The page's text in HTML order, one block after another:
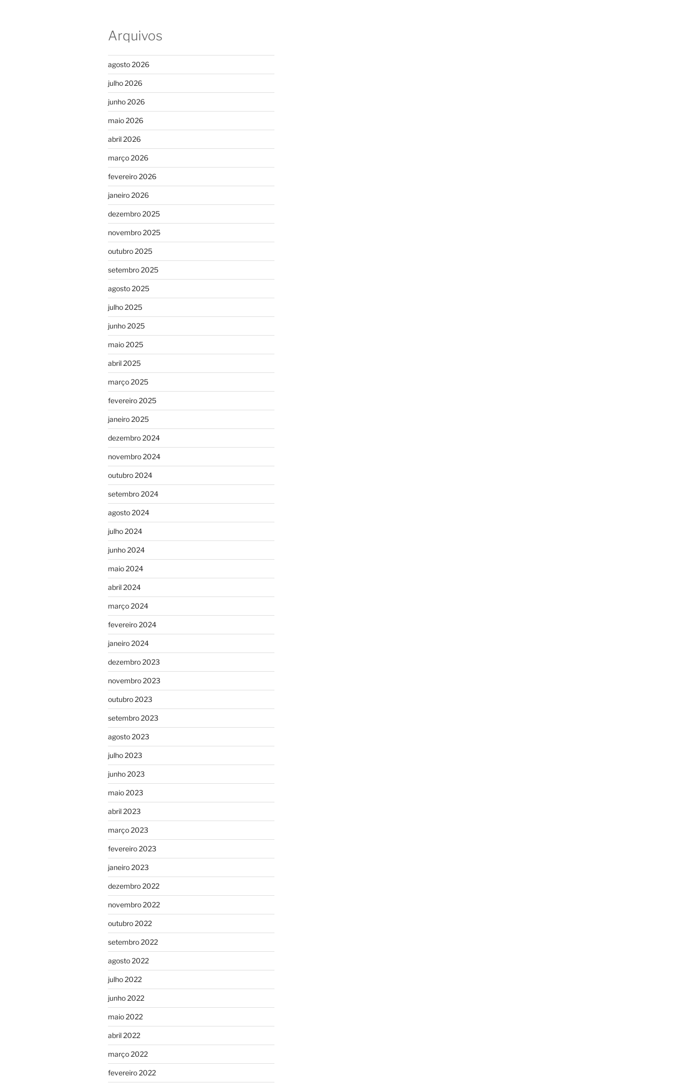
Arquivos
agosto 2026
julho 2026
junho 2026
maio 2026
abril 2026
março 2026
fevereiro 2026
janeiro 2026
dezembro 2025
novembro 2025
outubro 2025
setembro 2025
agosto 2025
julho 2025
junho 2025
maio 2025
abril 2025
março 2025
fevereiro 2025
janeiro 2025
dezembro 2024
novembro 2024
outubro 2024
setembro 2024
agosto 2024
julho 2024
junho 2024
maio 2024
abril 2024
março 2024
fevereiro 2024
janeiro 2024
dezembro 2023
novembro 2023
outubro 2023
setembro 2023
agosto 2023
julho 2023
junho 2023
maio 2023
abril 2023
março 2023
fevereiro 2023
janeiro 2023
dezembro 2022
novembro 2022
outubro 2022
setembro 2022
agosto 2022
julho 2022
junho 2022
maio 2022
abril 2022
março 2022
fevereiro 2022